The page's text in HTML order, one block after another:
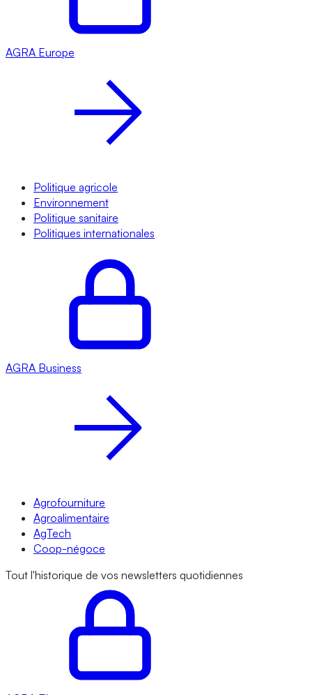
AGRA Europe
Politique agricole
Environnement
Politique sanitaire
Politiques internationales
AGRA Business
Agrofourniture
Agroalimentaire
AgTech
Coop-négoce
Tout l'historique de vos newsletters quotidiennes